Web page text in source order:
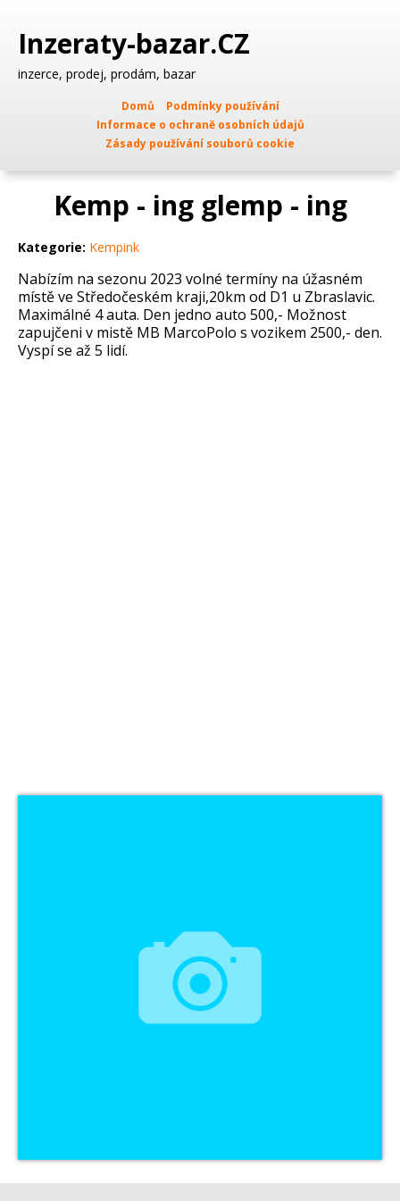
Inzeraty-bazar.CZ
inzerce, prodej, prodám, bazar
Domů
Podmínky používání
Informace o ochraně osobních údajů
Zásady používání souborů cookie
Kemp - ing glemp - ing
Kategorie: Kempink
Nabízím na sezonu 2023 volné termíny na úžasném
místě ve Středočeském kraji,20km od D1 u Zbraslavic.
Maximálné 4 auta. Den jedno auto 500,- Možnost
zapujčeni v mistě MB MarcoPolo s vozikem 2500,- den.
Vyspí se až 5 lidí.